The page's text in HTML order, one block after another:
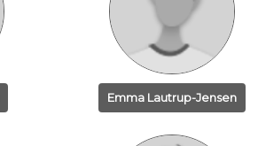
Emma Lautrup-Jensen